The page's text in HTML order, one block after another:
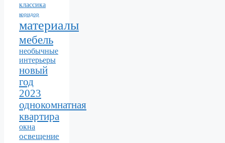
классика
коридор
материалы
мебель
необычные
интерьеры
новый
год
2023
однокомнатная
квартира
окна
освещение